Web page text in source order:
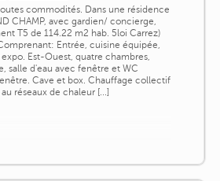
commodités. Dans une résidence
CHAMP, avec gardien/ concierge,
T5 de 114.22 m2 hab. 5loi Carrez)
Entrée, cuisine équipée,
Est-Ouest, quatre chambres,
salle d'eau avec fenêtre et WC
Cave et box. Chauffage collectif
réseaux de chaleur [...]